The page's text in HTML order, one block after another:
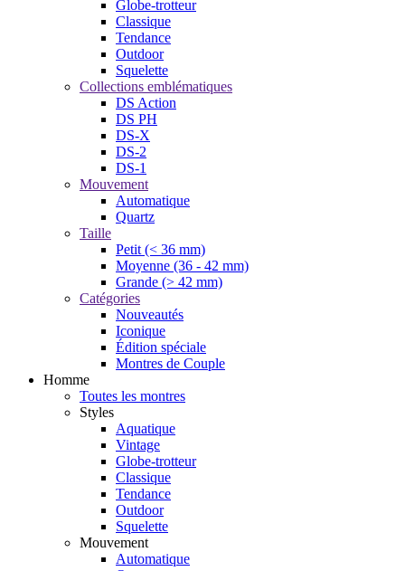
Globe-trotteur
Classique
Tendance
Outdoor
Squelette
Collections emblématiques
DS Action
DS PH
DS-X
DS-2
DS-1
Mouvement
Automatique
Quartz
Taille
Petit (< 36 mm)
Moyenne (36 - 42 mm)
Grande (> 42 mm)
Catégories
Nouveautés
Iconique
Édition spéciale
Montres de Couple
Homme
Toutes les montres
Styles
Aquatique
Vintage
Globe-trotteur
Classique
Tendance
Outdoor
Squelette
Mouvement
Automatique